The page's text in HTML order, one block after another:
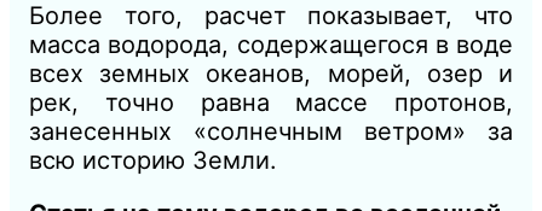
Более того, расчет показывает, что
масса водорода, содержащегося в воде
всех земных океанов, морей, озер и
рек, точно равна массе протонов,
занесенных «солнечным ветром» за
всю историю Земли.